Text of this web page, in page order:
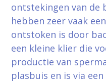
ontstekingen van de
hebben zeer vaak
ontstoken is door
een kleine klier die
productie van
plasbuis en is via